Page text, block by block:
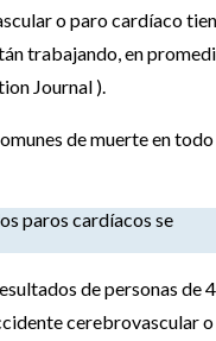
o paro cardíaco
trabajando, en
Journal ).
de muerte en
paros cardíacos se
de personas de
cerebrovascular o